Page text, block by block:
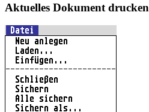
Aktuelles Dokument drucken